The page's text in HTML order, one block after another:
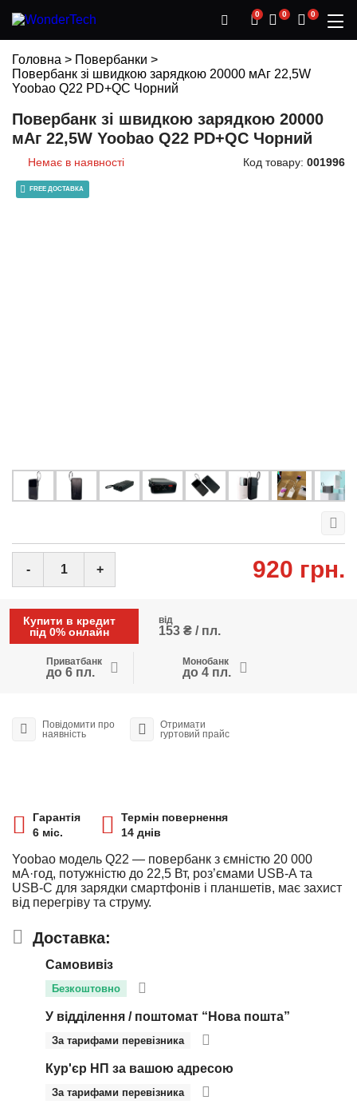
0 0 0
Головна > Повербанки >
Повербанк зі швидкою зарядкою 20000 мАг 22,5W
Yoobao Q22 PD+QC Чорний
Повербанк зі швидкою зарядкою 20000
мАг 22,5W Yoobao Q22 PD+QC Чорний
Немає в наявності Код товару: 001996
FREE ДОСТАВКА
920 грн.
- +
Купити в кредит
під 0% онлайн
від
153 ₴ / пл.
Приватбанк
до 6 пл.
Монобанк
до 4 пл.
Повідомити про
наявність
Отримати
гуртовий прайс
Гарантія
6 міс.
Термін повернення
14 днів
Yoobao модель Q22 — повербанк з ємністю 20 000
мА·год, потужністю до 22,5 Вт, роз’ємами USB-A та
USB-C для зарядки смартфонів і планшетів, має захист
від перегріву та струму.
Доставка:
Самовивіз
Безкоштовно
У відділення / поштомат “Нова пошта”
За тарифами перевізника
Кур'єр НП за вашою адресою
За тарифами перевізника